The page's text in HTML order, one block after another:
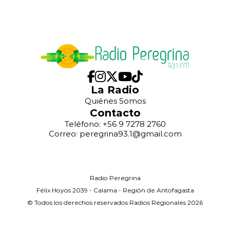
La Radio
Quiénes Somos
Contacto
Teléfono: +56 9 7278 2760
Correo: peregrina93.1@gmail.com
Radio Peregrina
Félix Hoyos 2039 - Calama - Región de Antofagasta
© Todos los derechos reservados Radios Regionales 2026